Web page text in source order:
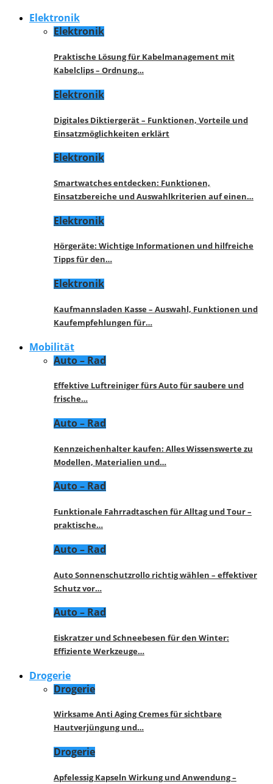
Elektronik
Elektronik
Praktische Lösung für Kabelmanagement mit
Kabelclips – Ordnung…
Elektronik
Digitales Diktiergerät – Funktionen, Vorteile und
Einsatzmöglichkeiten erklärt
Elektronik
Smartwatches entdecken: Funktionen,
Einsatzbereiche und Auswahlkriterien auf einen…
Elektronik
Hörgeräte: Wichtige Informationen und hilfreiche
Tipps für den…
Elektronik
Kaufmannsladen Kasse – Auswahl, Funktionen und
Kaufempfehlungen für…
Mobilität
Auto – Rad
Effektive Luftreiniger fürs Auto für saubere und
frische…
Auto – Rad
Kennzeichenhalter kaufen: Alles Wissenswerte zu
Modellen, Materialien und…
Auto – Rad
Funktionale Fahrradtaschen für Alltag und Tour –
praktische…
Auto – Rad
Auto Sonnenschutzrollo richtig wählen – effektiver
Schutz vor…
Auto – Rad
Eiskratzer und Schneebesen für den Winter:
Effiziente Werkzeuge…
Drogerie
Drogerie
Wirksame Anti Aging Cremes für sichtbare
Hautverjüngung und…
Drogerie
Apfelessig Kapseln Wirkung und Anwendung –